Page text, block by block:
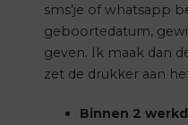
sms’je of whatsapp
geboortedatum,
geven. Ik maak dan
zet de drukker aan
Binnen 2